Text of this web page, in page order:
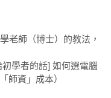
老師（博士）的教法，
學者的話] 如何選電腦
師資」成本）